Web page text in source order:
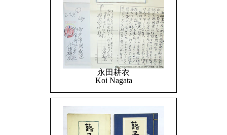
永田耕衣
Koi Nagata